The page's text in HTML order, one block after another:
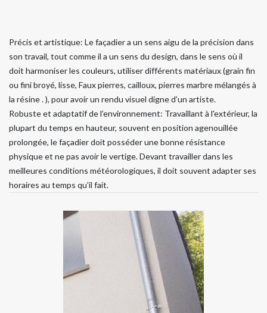
Précis et artistique: Le façadier a un sens aigu de la précision dans
son travail, tout comme il a un sens du design, dans le sens où il
doit harmoniser les couleurs, utiliser différents matériaux (grain fin
ou fini broyé, lisse, Faux pierres, cailloux, pierres marbre mélangés à
la résine . ), pour avoir un rendu visuel digne d’un artiste.
Robuste et adaptatif de l’environnement: Travaillant à l'extérieur, la
plupart du temps en hauteur, souvent en position agenouillée
prolongée, le façadier doit posséder une bonne résistance
physique et ne pas avoir le vertige. Devant travailler dans les
meilleures conditions météorologiques, il doit souvent adapter ses
horaires au temps qu'il fait.